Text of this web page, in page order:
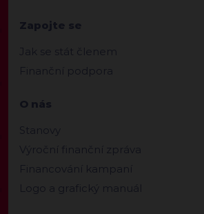
Zapojte se
Jak se stát členem
Finanční podpora
O nás
Stanovy
Výroční finanční zpráva
Financování kampaní
Logo a grafický manuál